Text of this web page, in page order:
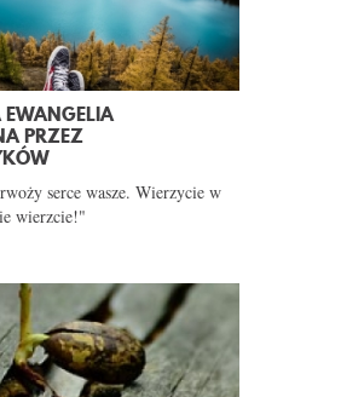
PRZEZ
serce wasze. Wierzycie w
wierzcie!"